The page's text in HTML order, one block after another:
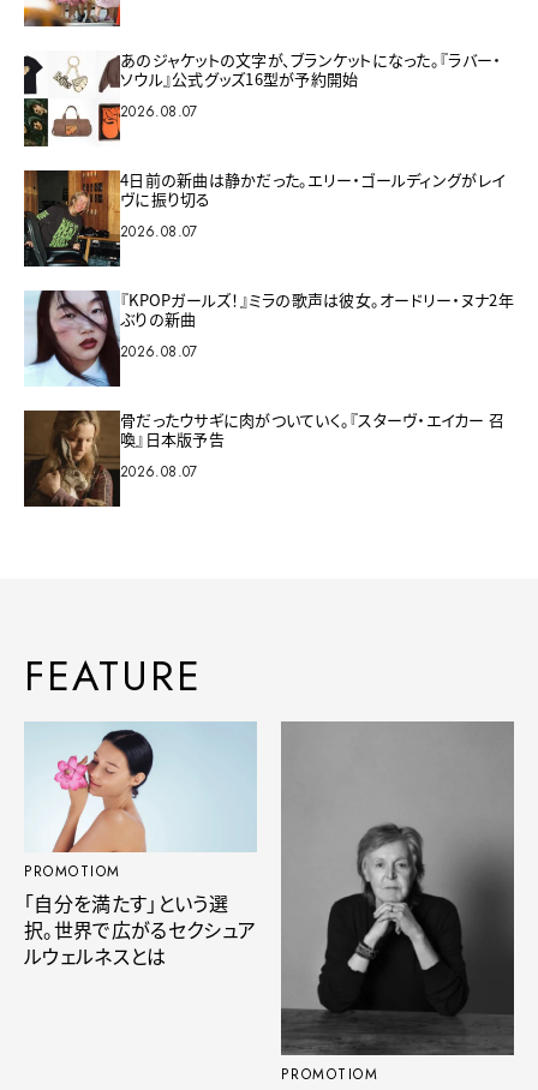
あのジャケットの文字が、ブランケットになった。『ラバー・
ソウル』公式グッズ16型が予約開始
2026.08.07
4日前の新曲は静かだった。エリー・ゴールディングがレイ
ヴに振り切る
2026.08.07
『KPOPガールズ！』ミラの歌声は彼女。オードリー・ヌナ2年
ぶりの新曲
2026.08.07
骨だったウサギに肉がついていく。『スターヴ・エイカー 召
喚』日本版予告
2026.08.07
FEATURE
PROMOTIOM
「自分を満たす」という選
択。世界で広がるセクシュア
ルウェルネスとは
PROMOTIOM